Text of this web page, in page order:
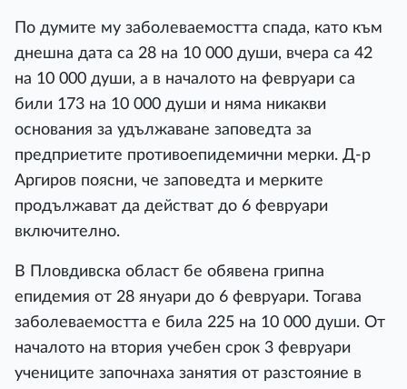
По думите му заболеваемостта спада, като към
днешна дата са 28 на 10 000 души, вчера са 42
на 10 000 души, а в началото на февруари са
били 173 на 10 000 души и няма никакви
основания за удължаване заповедта за
предприетите противоепидемични мерки. Д-р
Аргиров поясни, че заповедта и мерките
продължават да действат до 6 февруари
включително.
В Пловдивска област бе обявена грипна
епидемия от 28 януари до 6 февруари. Тогава
заболеваемостта е била 225 на 10 000 души. От
началото на втория учебен срок 3 февруари
учениците започнаха занятия от разстояние в